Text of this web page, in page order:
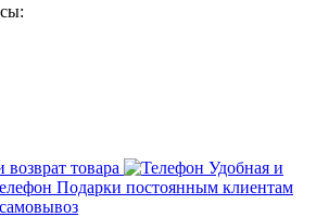
возврат товара
Удобная и
Подарки постоянным клиентам